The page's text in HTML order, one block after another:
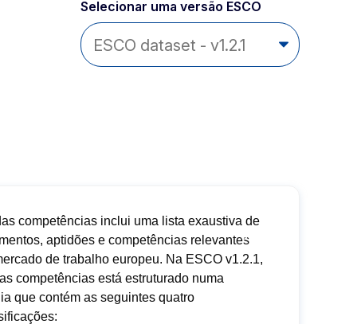
Selecionar uma versão ESCO
competências inclui uma lista exaustiva de
aptidões e competências relevantes
de trabalho europeu. Na ESCO v1.2.1,
competências está estruturado numa
que contém as seguintes quatro